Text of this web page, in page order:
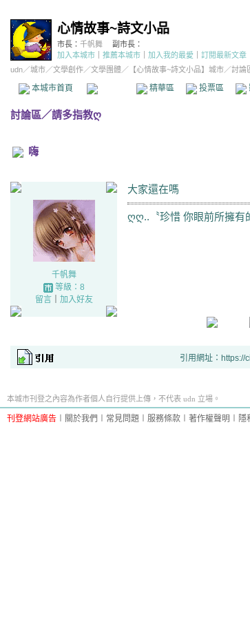
心情故事~詩文小品
市長： 千帆舞
副市長：
加入本城市
推薦本城市 加入我的最愛
訂閱最新文章
udn／城市／文學創作／文學團體／ 【心情故事~詩文小品】城市／討論
本城市首頁 精華區 投票區
討論區／請多指教ღ
嗨
千帆舞
等級：8
留言｜ 加入好友
大家還在嗎
ღღ..〝珍惜 你眼前所擁有
引用網址：https://
本城市刊登之內容為作者個人自行提供上傳，不代表 udn 立場。
刊登網站廣告 關於我們 常見問題 服務條款 著作權聲明 隱